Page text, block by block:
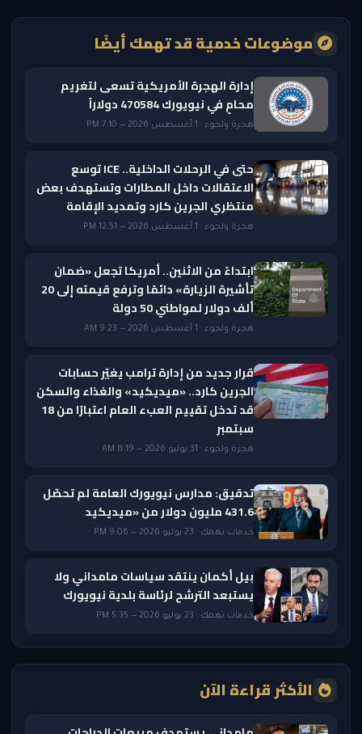
موضوعات خدمية قد تهمك أيضًا
إدارة الهجرة الأمريكية تسعى لتغريم
محامٍ في نيويورك 470584 دولاراً
هجرة ولجوء · 1 أغسطس 2026 — 7:10 PM
حتى في الرحلات الداخلية.. ICE توسع
الاعتقالات داخل المطارات وتستهدف بعض
منتظري الجرين كارد وتمديد الإقامة
هجرة ولجوء · 1 أغسطس 2026 — 12:51 PM
ابتداءً من الاثنين.. أمريكا تجعل «ضمان
تأشيرة الزيارة» دائمًا وترفع قيمته إلى 20
ألف دولار لمواطني 50 دولة
هجرة ولجوء · 1 أغسطس 2026 — 9:23 AM
قرار جديد من إدارة ترامب يغيّر حسابات
الجرين كارد.. «ميديكيد» والغذاء والسكن
قد تدخل تقييم العبء العام اعتبارًا من 18
سبتمبر
هجرة ولجوء · 31 يوليو 2026 — 8:19 AM
تدقيق: مدارس نيويورك العامة لم تحصّل
431.6 مليون دولار من «ميديكيد
خدمات تهمك · 23 يوليو 2026 — 9:06 PM
بيل أكمان ينتقد سياسات مامداني ولا
يستبعد الترشح لرئاسة بلدية نيويورك
خدمات تهمك · 23 يوليو 2026 — 5:35 PM
الأكثر قراءة الآن